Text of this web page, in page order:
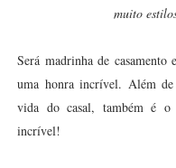
muito
Será madrinha de casamento
uma honra incrível. Além de
vida do casal, também é
incrível!